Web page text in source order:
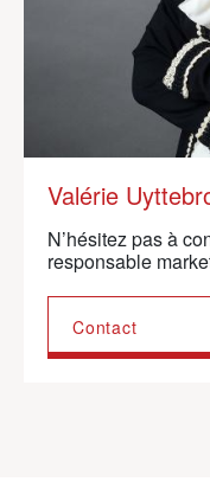
Valérie
N’hésitez pas à
responsable
Contact